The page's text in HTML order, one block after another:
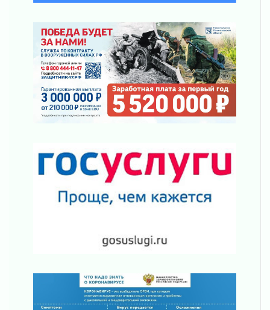
03 августа 2026
Ленобласть отмечает День Воздушно-
десантных войск
02 августа 2026
«Активное лето»
02 августа 2026
Ленобласть отметила заслуги жителей перед
регионом и страной
Ладога — не пруд
02 августа 2026
ПСК через Гослуслуги напомнит жителям
Ленинградской области о неоплаченных
районе Ленобласти
Жителям Ленобласти напомнили, как
действовать при укусе клеща